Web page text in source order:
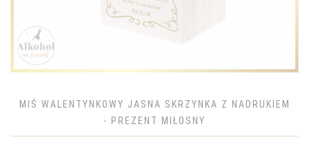
MIŚ WALENTYNKOWY JASNA SKRZYNKA Z NADRUKIEM
- PREZENT MIŁOSNY